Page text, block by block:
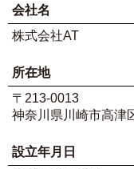
会社名
株式会社AT
所在地
〒213-0013
神奈川県川崎市高津
設立年月日